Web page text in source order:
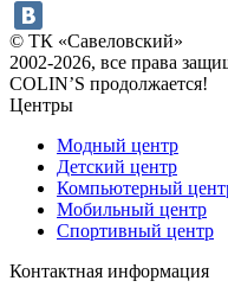
© ТК «Савеловский»
2002-2026, все права
COLIN’S продолжается!
Центры
Модный центр
Детский центр
Компьютерный
Мобильный центр
Спортивный центр
Контактная информация